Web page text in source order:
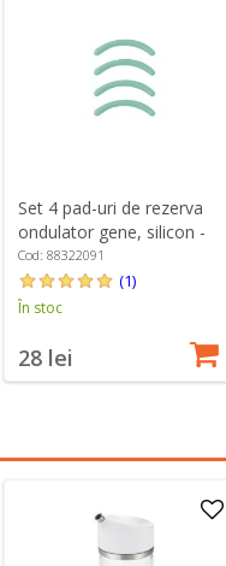
Set 4 pad-uri de rezerva
ondulator gene, silicon -
Zwilling PREMIUM
Cod: 88322091
(1)
În stoc
28 lei